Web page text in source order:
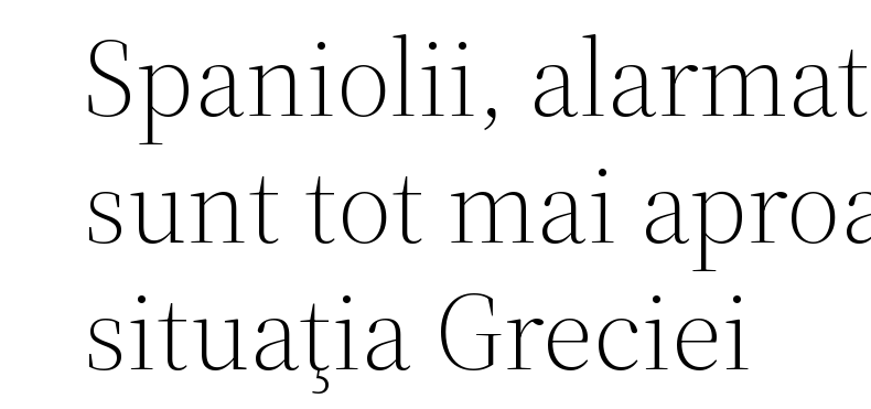
Spaniolii,
sunt tot mai
situaţia Greciei